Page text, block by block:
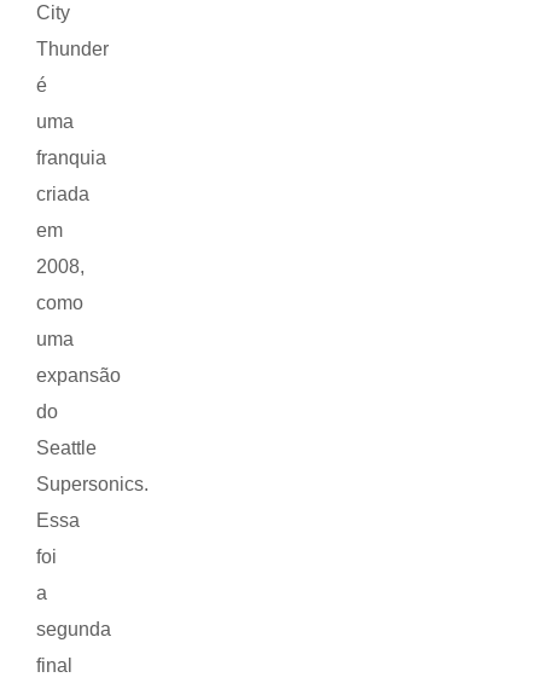
City
Thunder
é
uma
franquia
criada
em
2008,
como
uma
expansão
do
Seattle
Supersonics.
Essa
foi
a
segunda
final